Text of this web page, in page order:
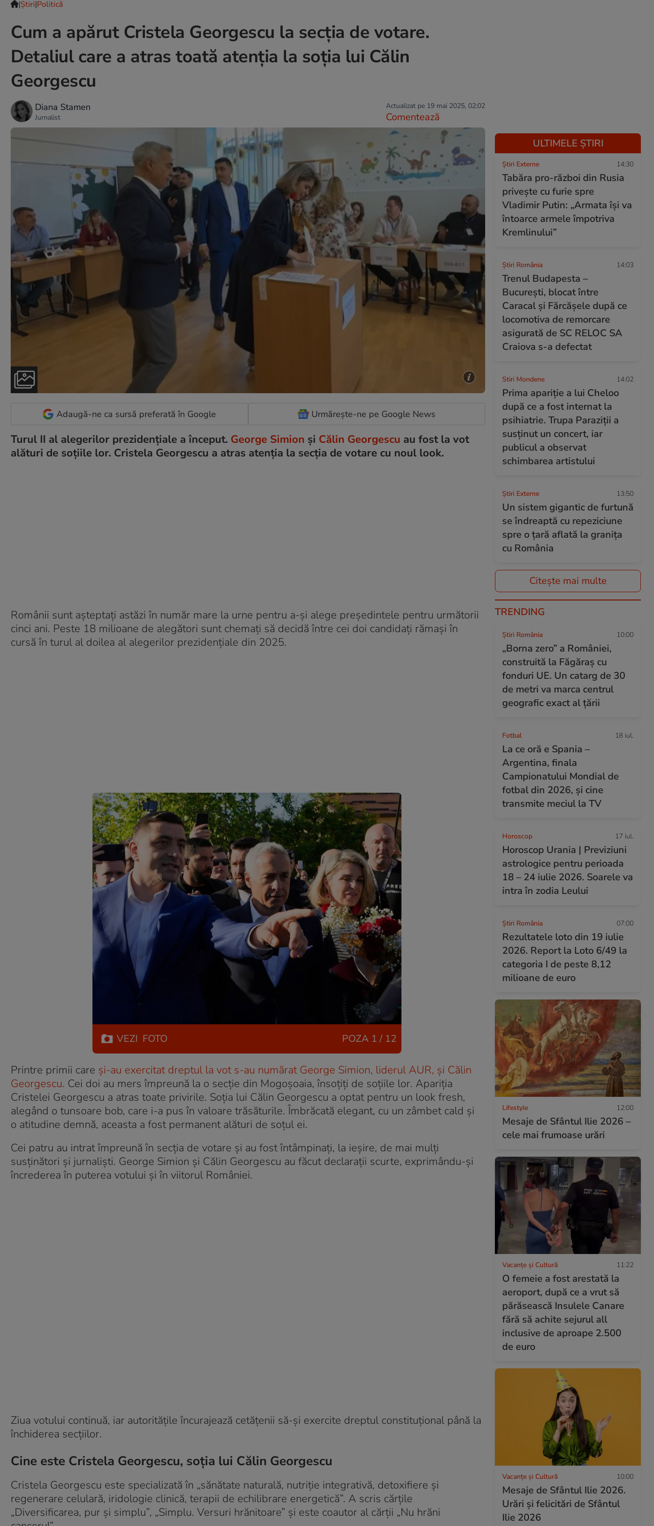
|Ştiri|Politică
Cum a apărut Cristela Georgescu la secția de votare.
Detaliul care a atras toată atenția la soția lui Călin
Georgescu
Diana Stamen
Jurnalist
Actualizat pe 19 mai 2025, 02:02
Comentează
Adaugă-ne ca sursă preferată în Google Urmărește-ne pe Google News
Turul II al alegerilor prezidențiale a început. George Simion și Călin Georgescu au fost la vot
alături de soțiile lor. Cristela Georgescu a atras atenția la secția de votare cu noul look.
Românii sunt așteptați astăzi în număr mare la urne pentru a-și alege președintele pentru următorii
cinci ani. Peste 18 milioane de alegători sunt chemați să decidă între cei doi candidați rămași în
cursă în turul al doilea al alegerilor prezidențiale din 2025.
VEZI FOTO POZA 1 / 12
Printre primii care și-au exercitat dreptul la vot s-au numărat George Simion, liderul AUR, și Călin
Georgescu. Cei doi au mers împreună la o secție din Mogoșoaia, însoțiți de soțiile lor. Apariția
Cristelei Georgescu a atras toate privirile. Soția lui Călin Georgescu a optat pentru un look fresh,
alegând o tunsoare bob, care i-a pus în valoare trăsăturile. Îmbrăcată elegant, cu un zâmbet cald și
o atitudine demnă, aceasta a fost permanent alături de soțul ei.
Cei patru au intrat împreună în secția de votare și au fost întâmpinați, la ieșire, de mai mulți
susținători și jurnaliști. George Simion și Călin Georgescu au făcut declarații scurte, exprimându-și
încrederea în puterea votului și în viitorul României.
Ziua votului continuă, iar autoritățile încurajează cetățenii să-și exercite dreptul constituțional până la
închiderea secțiilor.
Cine este Cristela Georgescu, soția lui Călin Georgescu
Cristela Georgescu este specializată în „sănătate naturală, nutriție integrativă, detoxifiere și
regenerare celulară, iridologie clinică, terapii de echilibrare energetică”. A scris cărțile
„Diversificarea, pur și simplu”, „Simplu. Versuri hrănitoare” și este coautor al cărții „Nu hrăni
ULTIMELE ȘTIRI
Știri Externe 14:30
Tabăra pro-război din Rusia
privește cu furie spre
Vladimir Putin: „Armata își va
întoarce armele împotriva
Kremlinului”
Știri România 14:03
Trenul Budapesta –
București, blocat între
Caracal și Fărcășele după ce
locomotiva de remorcare
asigurată de SC RELOC SA
Craiova s-a defectat
Stiri Mondene 14:02
Prima apariție a lui Cheloo
după ce a fost internat la
psihiatrie. Trupa Paraziții a
susținut un concert, iar
publicul a observat
schimbarea artistului
Știri Externe 13:50
Un sistem gigantic de furtună
se îndreaptă cu repeziciune
spre o țară aflată la granița
cu România
Citește mai multe
TRENDING
Știri România 10:00
„Borna zero” a României,
construită la Făgăraș cu
fonduri UE. Un catarg de 30
de metri va marca centrul
geografic exact al țării
Fotbal 18 iul.
La ce oră e Spania –
Argentina, finala
Campionatului Mondial de
fotbal din 2026, și cine
transmite meciul la TV
Horoscop 17 iul.
Horoscop Urania | Previziuni
astrologice pentru perioada
18 – 24 iulie 2026. Soarele va
intra în zodia Leului
Știri România 07:00
Rezultatele loto din 19 iulie
2026. Report la Loto 6/49 la
categoria I de peste 8,12
milioane de euro
Lifestyle 12:00
Mesaje de Sfântul Ilie 2026 –
cele mai frumoase urări
Vacanțe și Cultură 11:22
O femeie a fost arestată la
aeroport, după ce a vrut să
părăsească Insulele Canare
fără să achite sejurul all
inclusive de aproape 2.500
de euro
Vacanțe și Cultură 10:00
Mesaje de Sfântul Ilie 2026.
Urări și felicitări de Sfântul
Ilie 2026